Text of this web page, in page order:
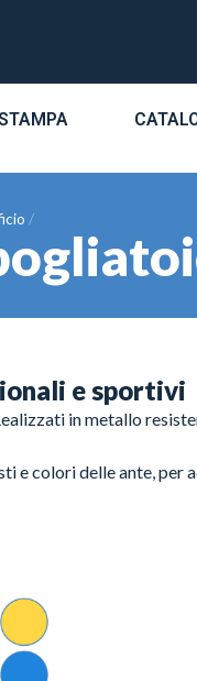
e sportivi
in metallo
colori delle ante, per